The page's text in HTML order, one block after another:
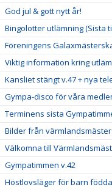
God jul & gott nytt år!
Bingolotter utlämning (Sista
Föreningens
Viktig information kring
Kansliet stängt v.47 + nya
Gympa-disco för våra
Terminens sista
Bilder från
Välkomna till
Gympatimmen v.42
Höstlovsläger för barn födda